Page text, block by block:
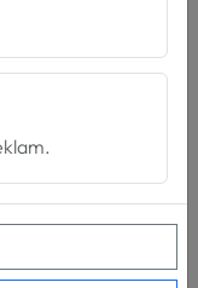
pomáhat tam,
si vá...